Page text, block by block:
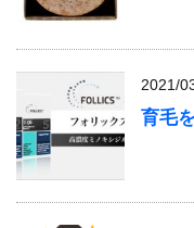
2021/
育毛